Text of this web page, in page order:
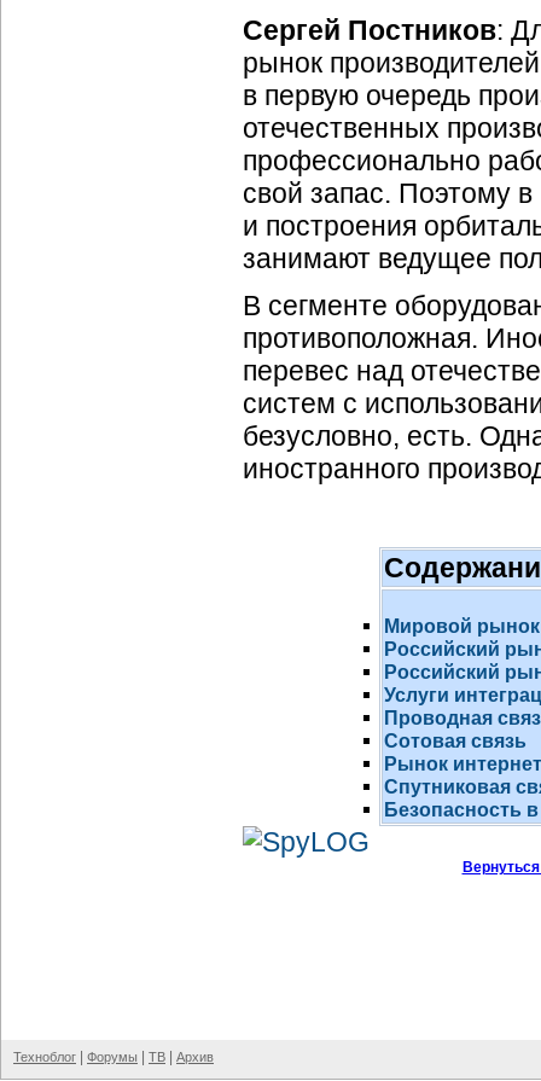
Сергей Постников:
рынок
в первую очередь
отечественных
профессионально
свой запас. Поэтому в
и построения
занимают ведущее
В сегменте
противоположная.
перевес над
систем с
безусловно, есть.
иностранного
Мировой рынок
Российский
Российский
Услуги
Проводная
Сотовая связь
Рынок
Спутниковая
Безопасность
Техноблог Форумы ТВ Архив